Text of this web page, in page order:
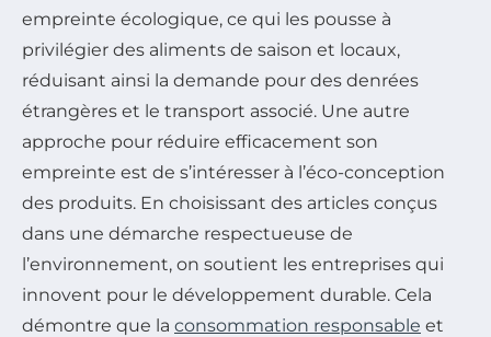
empreinte écologique, ce qui les pousse à
privilégier des aliments de saison et locaux,
réduisant ainsi la demande pour des denrées
étrangères et le transport associé. Une autre
approche pour réduire efficacement son
empreinte est de s’intéresser à l’éco-conception
des produits. En choisissant des articles conçus
dans une démarche respectueuse de
l’environnement, on soutient les entreprises qui
innovent pour le développement durable. Cela
démontre que la consommation responsable et